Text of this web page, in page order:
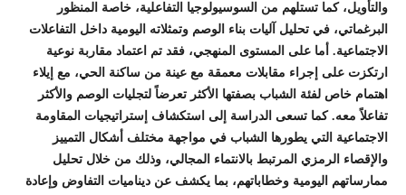
والتأويل، كما تستلهم من السوسيولوجيا التفاعلية، خاصة المنظور
البرغماتي، في تحليل آليات بناء الوصم وتمثلاته اليومية داخل التفاعلات
الاجتماعية. أما على المستوى المنهجي، فقد تم اعتماد مقاربة نوعية
ارتكزت على إجراء مقابلات معمقة مع عينة من ساكنة الحي، مع إيلاء
اهتمام خاص لفئة الشباب بصفتها الأكثر تعرضاً لتجليات الوصم والأكثر
تفاعلاً معه. كما تسعى الدراسة إلى استكشاف إستراتيجيات المقاومة
الاجتماعية التي يطورها الشباب في مواجهة مختلف أشكال التمييز
والإقصاء الرمزي المرتبط بالانتماء المجالي، وذلك من خلال تحليل
ممارساتهم اليومية وخطاباتهم، بما يكشف عن ديناميات التفاوض وإعادة